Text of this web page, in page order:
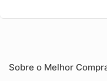
Sobre o Melhor